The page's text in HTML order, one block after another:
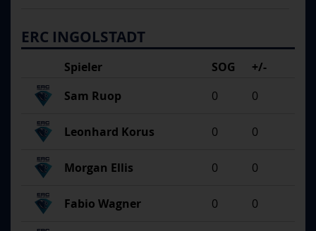
ERC INGOLSTADT
Spieler SOG
+/-
Sam Ruop
0 0
Leonhard Korus 0 0
Morgan Ellis 0 0
Fabio Wagner 0 0